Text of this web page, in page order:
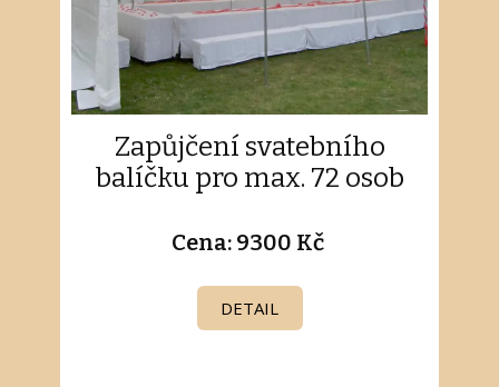
Zapůjčení svatebního
balíčku pro max. 72 osob
Cena: 9300 Kč
DETAIL